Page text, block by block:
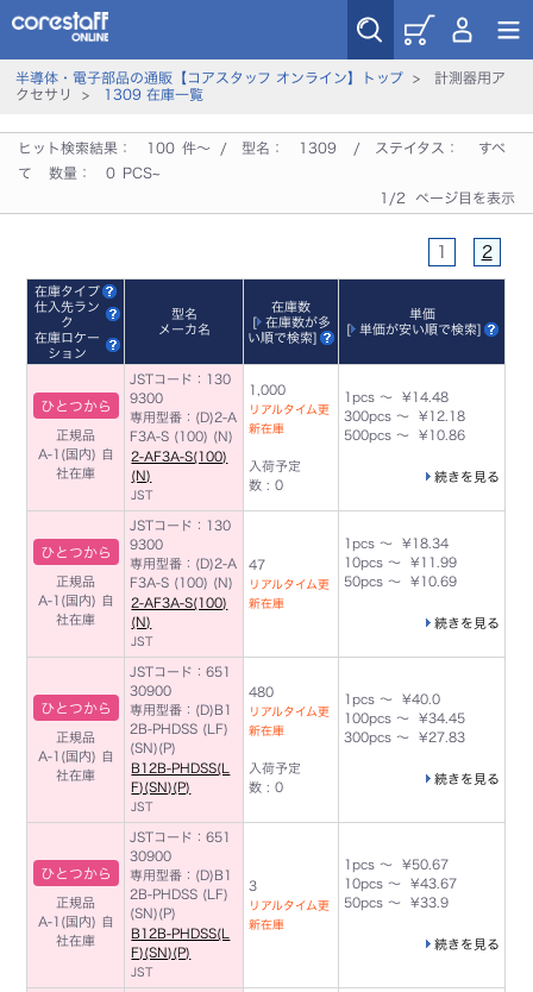
半導体・電子部品の通販【コアスタッフ オンライン】トップ> 計測器用ア
クセサリ >
1309 在庫一覧
ヒット検索結果： 100 件～ / 型名： 1309 / ステイタス：
すべ
て
数量： 0 PCS~
1/2 ページ目を表示
1 2
在庫タイプ
仕入先ラン
ク
在庫ロケー
ション
型名
メーカ名
在庫数
[
在庫数が多
い順で検索]
単価
[
単価が安い順で検索]
ひとつから
正規品
A-1(国内)
自
社在庫
JSTコード：130
9300
専用型番：(D)2-A
F3A-S (100) (N)
2-AF3A-S(100)
(N)
JST
1,000
リアルタイム更
新在庫
入荷予定
数 : 0
1pcs ～ ¥14.48
300pcs ～ ¥12.18
500pcs ～ ¥10.86
続きを見る
ひとつから
正規品
A-1(国内)
自
社在庫
JSTコード：130
9300
専用型番：(D)2-A
F3A-S (100) (N)
2-AF3A-S(100)
(N)
JST
47
リアルタイム更
新在庫
1pcs ～ ¥18.34
10pcs ～ ¥11.99
50pcs ～ ¥10.69
続きを見る
ひとつから
正規品
A-1(国内)
自
社在庫
JSTコード：651
30900
専用型番：(D)B1
2B-PHDSS (LF)
(SN)(P)
B12B-PHDSS(L
F)(SN)(P)
JST
480
リアルタイム更
新在庫
入荷予定
数 : 0
1pcs ～ ¥40.0
100pcs ～ ¥34.45
300pcs ～ ¥27.83
続きを見る
ひとつから
正規品
A-1(国内)
自
社在庫
JSTコード：651
30900
専用型番：(D)B1
2B-PHDSS (LF)
(SN)(P)
B12B-PHDSS(L
F)(SN)(P)
JST
3
リアルタイム更
新在庫
1pcs ～ ¥50.67
10pcs ～ ¥43.67
50pcs ～ ¥33.9
続きを見る